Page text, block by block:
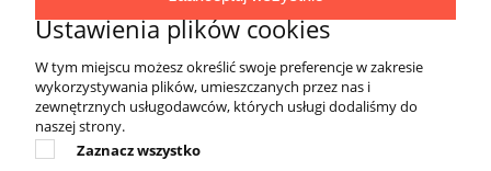
jakość materiałów i wykonania, innowacyjność
oraz niebanalne wzornictwo. Wyroby marki
4EVERFIT cieszą się popularnością w
gabinetach rehabilitacji, siłowniach, salach
treningowych, jak również sprawdzają się w
indywidualnym użytkowaniu podczas
Ustawienia plików cookies
W tym miejscu możesz określić swoje preferencje w zakresie
wykorzystywania plików, umieszczanych przez nas i
zewnętrznych usługodawców, których usługi dodaliśmy do
naszej strony.
Zaznacz wszystko